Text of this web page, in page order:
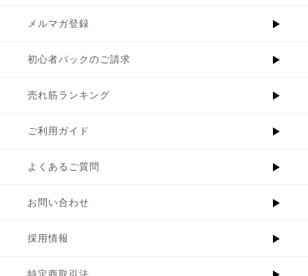
メルマガ登録
初心者パックのご請求
売れ筋ランキング
ご利用ガイド
よくあるご質問
お問い合わせ
採用情報